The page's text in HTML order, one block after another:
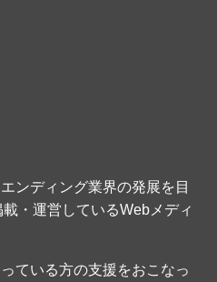
ンディング業界の発展を目
載・運営しているWebメディ
ている方の支援をおこなっ